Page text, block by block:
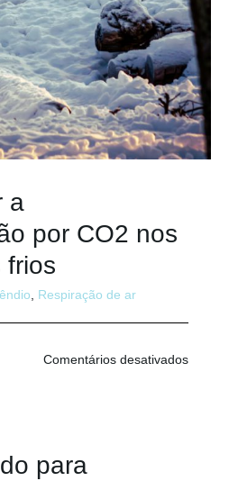
a
por CO2 nos
frios
Respiração de ar
Comentários desativadosem
para